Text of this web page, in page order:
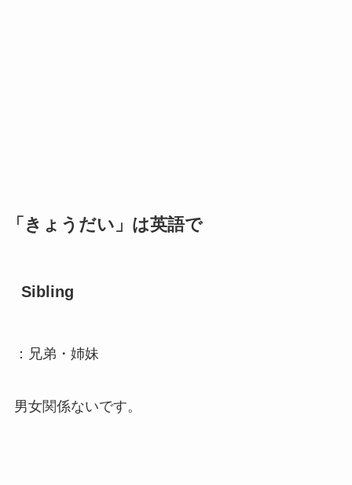
「きょうだい」は英語で
Sibling
：兄弟・姉妹
男女関係ないです。